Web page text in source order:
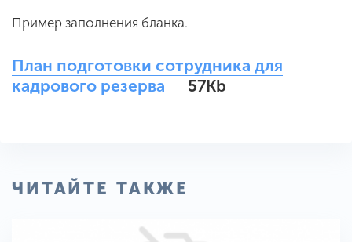
Пример заполнения бланка.
План подготовки сотрудника для
кадрового резерва
57Kb
ЧИТАЙТЕ ТАКЖЕ